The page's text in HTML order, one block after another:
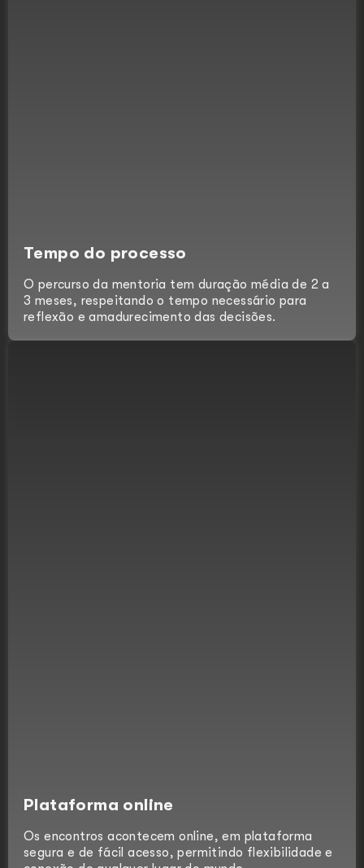
Tempo do processo
O percurso da mentoria tem duração média de 2 a
3 meses, respeitando o tempo necessário para
reflexão e amadurecimento das decisões.
Plataforma online
Os encontros acontecem online, em plataforma
segura e de fácil acesso, permitindo flexibilidade e